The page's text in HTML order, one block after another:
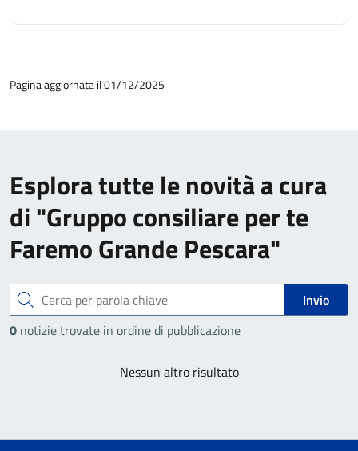
Pagina aggiornata il 01/12/2025
Esplora tutte le novità a cura
di "Gruppo consiliare per te
Faremo Grande Pescara"
Cerca
Invio
0 notizie trovate in ordine di pubblicazione
Nessun altro risultato